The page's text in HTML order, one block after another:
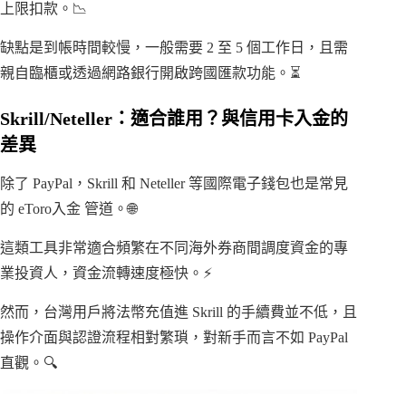
上限扣款。📉
缺點是到帳時間較慢，一般需要 2 至 5 個工作日，且需
親自臨櫃或透過網路銀行開啟跨國匯款功能。⏳
Skrill/Neteller：適合誰用？與信用卡入金的
差異
除了 PayPal，Skrill 和 Neteller 等國際電子錢包也是常見
的 eToro入金 管道。🌐
這類工具非常適合頻繁在不同海外券商間調度資金的專
業投資人，資金流轉速度極快。⚡
然而，台灣用戶將法幣充值進 Skrill 的手續費並不低，且
操作介面與認證流程相對繁瑣，對新手而言不如 PayPal
直觀。🔍